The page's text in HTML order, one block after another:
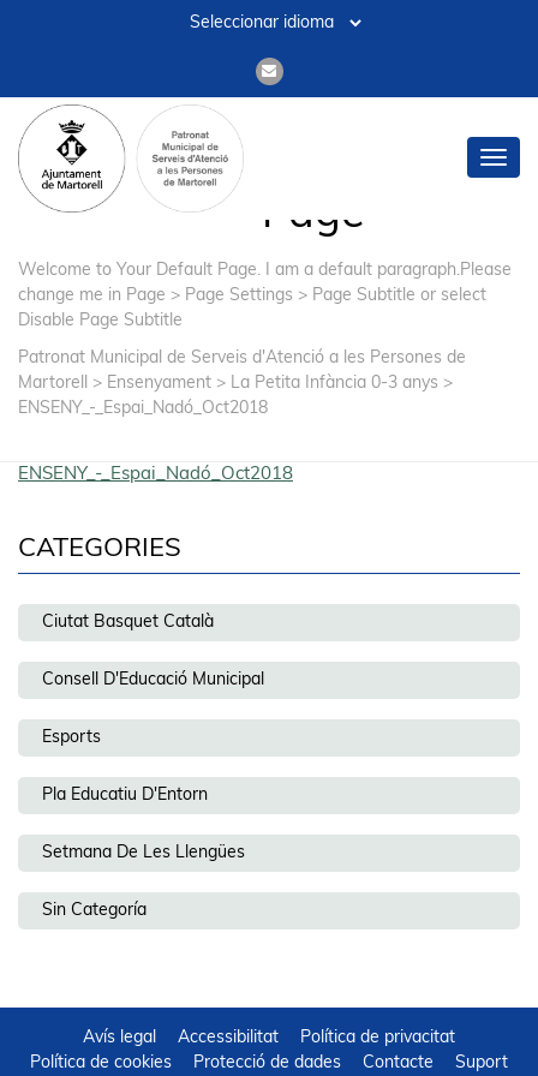
Page
Welcome to Your Default Page. I am a default paragraph.Please
change me in Page > Page Settings > Page Subtitle or select
Disable Page Subtitle
Patronat Municipal de Serveis d'Atenció a les Persones de
Martorell > Ensenyament > La Petita Infància 0-3 anys >
ENSENY_-_Espai_Nadó_Oct2018
ENSENY_-_Espai_Nadó_Oct2018
CATEGORIES
Ciutat Basquet Català
Consell D'Educació Municipal
Esports
Pla Educatiu D'Entorn
Setmana De Les Llengües
Sin Categoría
Avís legal Accessibilitat
Política de privacitat
Política de cookies
Protecció de dades Contacte Suport